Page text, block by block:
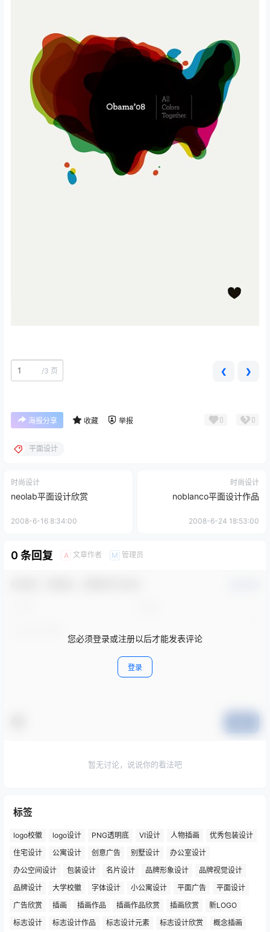
/3 页 ❮ ❯
海报分享 收藏 举报 0 0
平面设计
时尚设计
neolab平面设计欣赏
2008-6-16 8:34:00
时尚设计
noblanco平面设计作品
2008-6-24 18:53:00
0 条回复 A 文章作者 M 管理员
您必须登录或注册以后才能发表评论
登录
暂无讨论，说说你的看法吧
标签
logo校徽 logo设计 PNG透明底 VI设计 人物插画
优秀包装设计
住宅设计
公寓设计 创意广告 别墅设计
办公室设计
办公空间设计
包装设计 名片设计 品牌形象设计
品牌视觉设计
品牌设计
大学校徽 字体设计 小公寓设计 平面广告
平面设计
广告欣赏
插画 插画作品 插画作品欣赏 插画欣赏
新LOGO
标志设计
标志设计作品 标志设计元素 标志设计欣赏 概念插画